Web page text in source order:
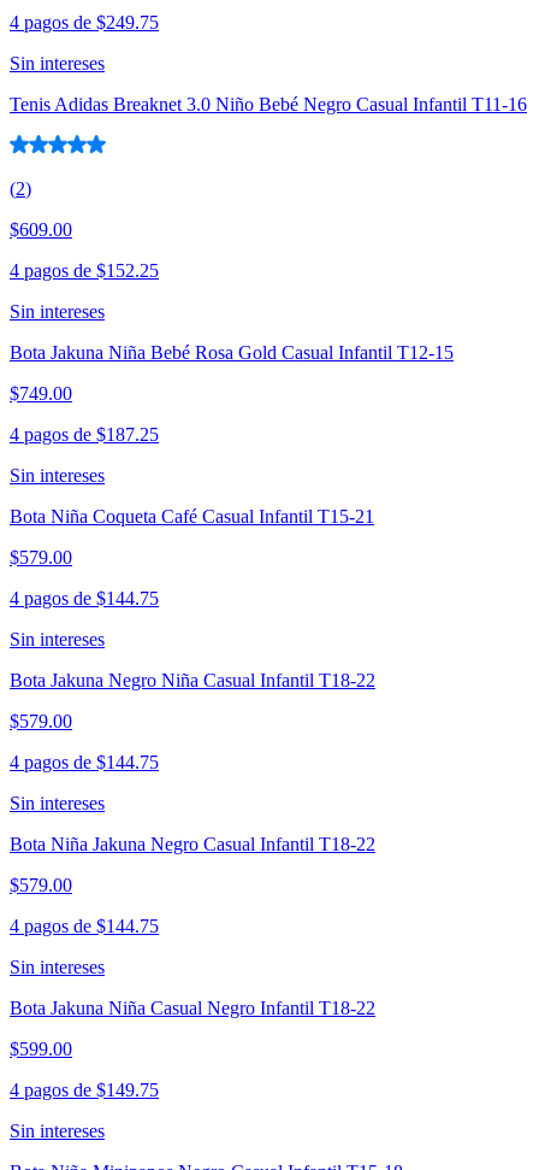
4 pagos de $249.75
Sin intereses
Tenis Adidas Breaknet 3.0 Niño Bebé Negro Casual Infantil T11-16
(2)
$609.00
4 pagos de $152.25
Sin intereses
Bota Jakuna Niña Bebé Rosa Gold Casual Infantil T12-15
$749.00
4 pagos de $187.25
Sin intereses
Bota Niña Coqueta Café Casual Infantil T15-21
$579.00
4 pagos de $144.75
Sin intereses
Bota Jakuna Negro Niña Casual Infantil T18-22
$579.00
4 pagos de $144.75
Sin intereses
Bota Niña Jakuna Negro Casual Infantil T18-22
$579.00
4 pagos de $144.75
Sin intereses
Bota Jakuna Niña Casual Negro Infantil T18-22
$599.00
4 pagos de $149.75
Sin intereses